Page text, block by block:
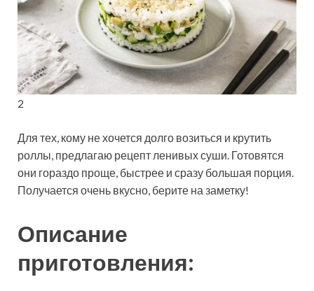
2
Для тех, кому не хочется долго возиться и крутить
роллы, предлагаю рецепт ленивых суши. Готовятся
они гораздо проще, быстрее и сразу большая порция.
Получается очень вкусно, берите на заметку!
Описание
приготовления: